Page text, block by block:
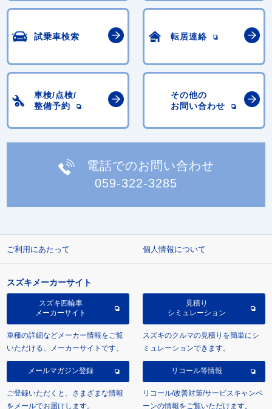
試乗車検索 転居連絡
車検/点検/
整備予約
その他の
お問い合わせ
電話でのお問い合わせ
059-322-3285
ご利用にあたって 個人情報について
スズキメーカーサイト
スズキ四輪車
メーカーサイト
車種の詳細などメーカー情報をご覧
いただける、メーカーサイトです。
見積り
シミュレーション
スズキのクルマの見積りを簡単にシ
ミュレーションできます。
メールマガジン登録
ご登録いただくと、さまざまな情報
をメールでお届けします。
リコール等情報
リコール/改善対策/サービスキャンペ
ーンの情報をご覧いただけます。